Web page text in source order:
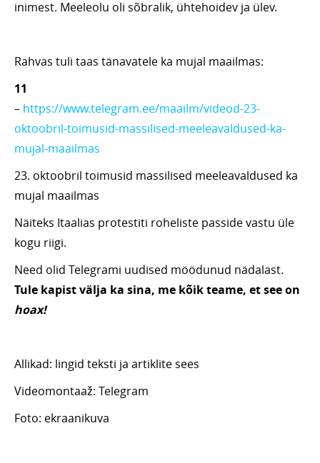
inimest. Meeleolu oli sõbralik, ühtehoidev ja ülev.
Rahvas tuli taas tänavatele ka mujal maailmas:
11
– https://www.telegram.ee/maailm/videod-23-
oktoobril-toimusid-massilised-meeleavaldused-ka-
mujal-maailmas
23. oktoobril toimusid massilised meeleavaldused ka
mujal maailmas
Näiteks Itaalias protestiti roheliste passide vastu üle
kogu riigi.
Need olid Telegrami uudised möödunud nädalast.
Tule kapist välja ka sina, me kõik teame, et see on
hoax!
Allikad: lingid teksti ja artiklite sees
Videomontaaž: Telegram
Foto: ekraanikuva